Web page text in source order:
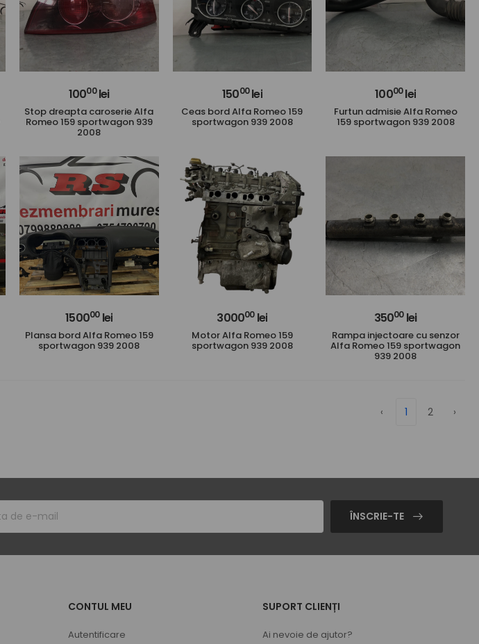
10000lei
Stop dreapta caroserie Alfa
Romeo 159 sportwagon 939
2008
15000lei
Ceas bord Alfa Romeo 159
sportwagon 939 2008
10000lei
Furtun admisie Alfa Romeo
159 sportwagon 939 2008
150000lei
Plansa bord Alfa Romeo 159
sportwagon 939 2008
300000lei
Motor Alfa Romeo 159
sportwagon 939 2008
35000lei
Rampa injectoare cu senzor
Alfa Romeo 159 sportwagon
939 2008
‹ 1 2 ›
ÎNSCRIE-TE
CONTUL MEU
Autentificare
SUPORT CLIENȚI
Ai nevoie de ajutor?